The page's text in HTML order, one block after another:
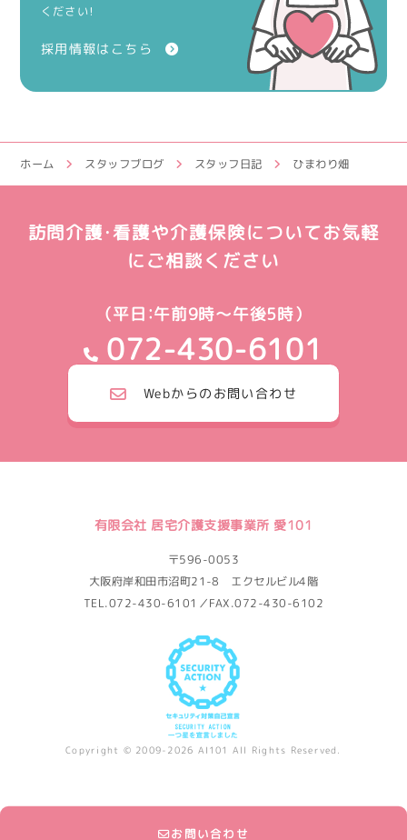
ください！
採用情報はこちら
ホーム スタッフブログ スタッフ日記 ひまわり畑
訪問介護・看護や介護保険についてお気軽
にご相談ください
（平日：午前9時～午後5時）
072-430-6101
Webからのお問い合わせ
有限会社 居宅介護支援事業所 愛101
〒596-0053
大阪府岸和田市沼町21-8 エクセルビル4階
TEL.072-430-6101／FAX.072-430-6102
Copyright © 2009-2026 AI101 All Rights Reserved.
お問い合わせ